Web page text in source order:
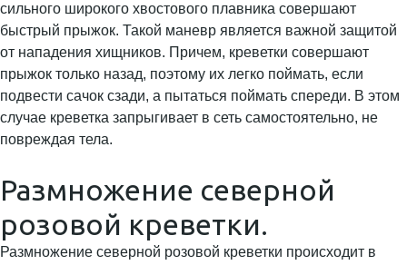
сильного широкого хвостового плавника совершают
быстрый прыжок. Такой маневр является важной защитой
от нападения хищников. Причем, креветки совершают
прыжок только назад, поэтому их легко поймать, если
подвести сачок сзади, а пытаться поймать спереди. В этом
случае креветка запрыгивает в сеть самостоятельно, не
повреждая тела.
Размножение северной
розовой креветки.
Размножение северной розовой креветки происходит в